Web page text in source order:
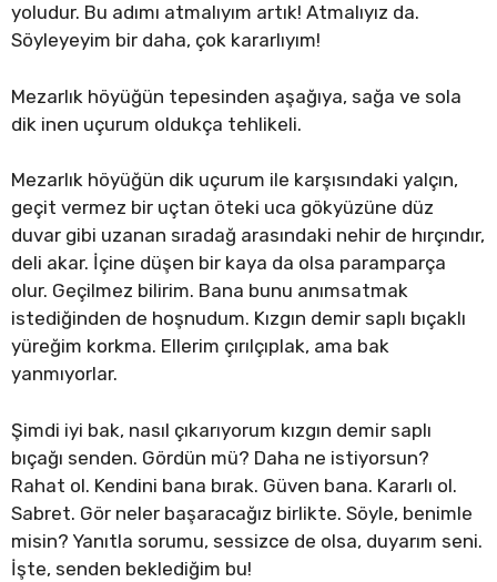
yoludur. Bu adımı atmalıyım artık! Atmalıyız da.
Söyleyeyim bir daha, çok kararlıyım!
Mezarlık höyüğün tepesinden aşağıya, sağa ve sola
dik inen uçurum oldukça tehlikeli.
Mezarlık höyüğün dik uçurum ile karşısındaki yalçın,
geçit vermez bir uçtan öteki uca gökyüzüne düz
duvar gibi uzanan sıradağ arasındaki nehir de hırçındır,
deli akar. İçine düşen bir kaya da olsa paramparça
olur. Geçilmez bilirim. Bana bunu anımsatmak
istediğinden de hoşnudum. Kızgın demir saplı bıçaklı
yüreğim korkma. Ellerim çırılçıplak, ama bak
yanmıyorlar.
Şimdi iyi bak, nasıl çıkarıyorum kızgın demir saplı
bıçağı senden. Gördün mü? Daha ne istiyorsun?
Rahat ol. Kendini bana bırak. Güven bana. Kararlı ol.
Sabret. Gör neler başaracağız birlikte. Söyle, benimle
misin? Yanıtla sorumu, sessizce de olsa, duyarım seni.
İşte, senden beklediğim bu!